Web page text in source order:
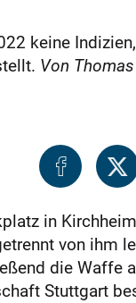
keine
Von
in
von ihm
die Waffe
Stuttgart